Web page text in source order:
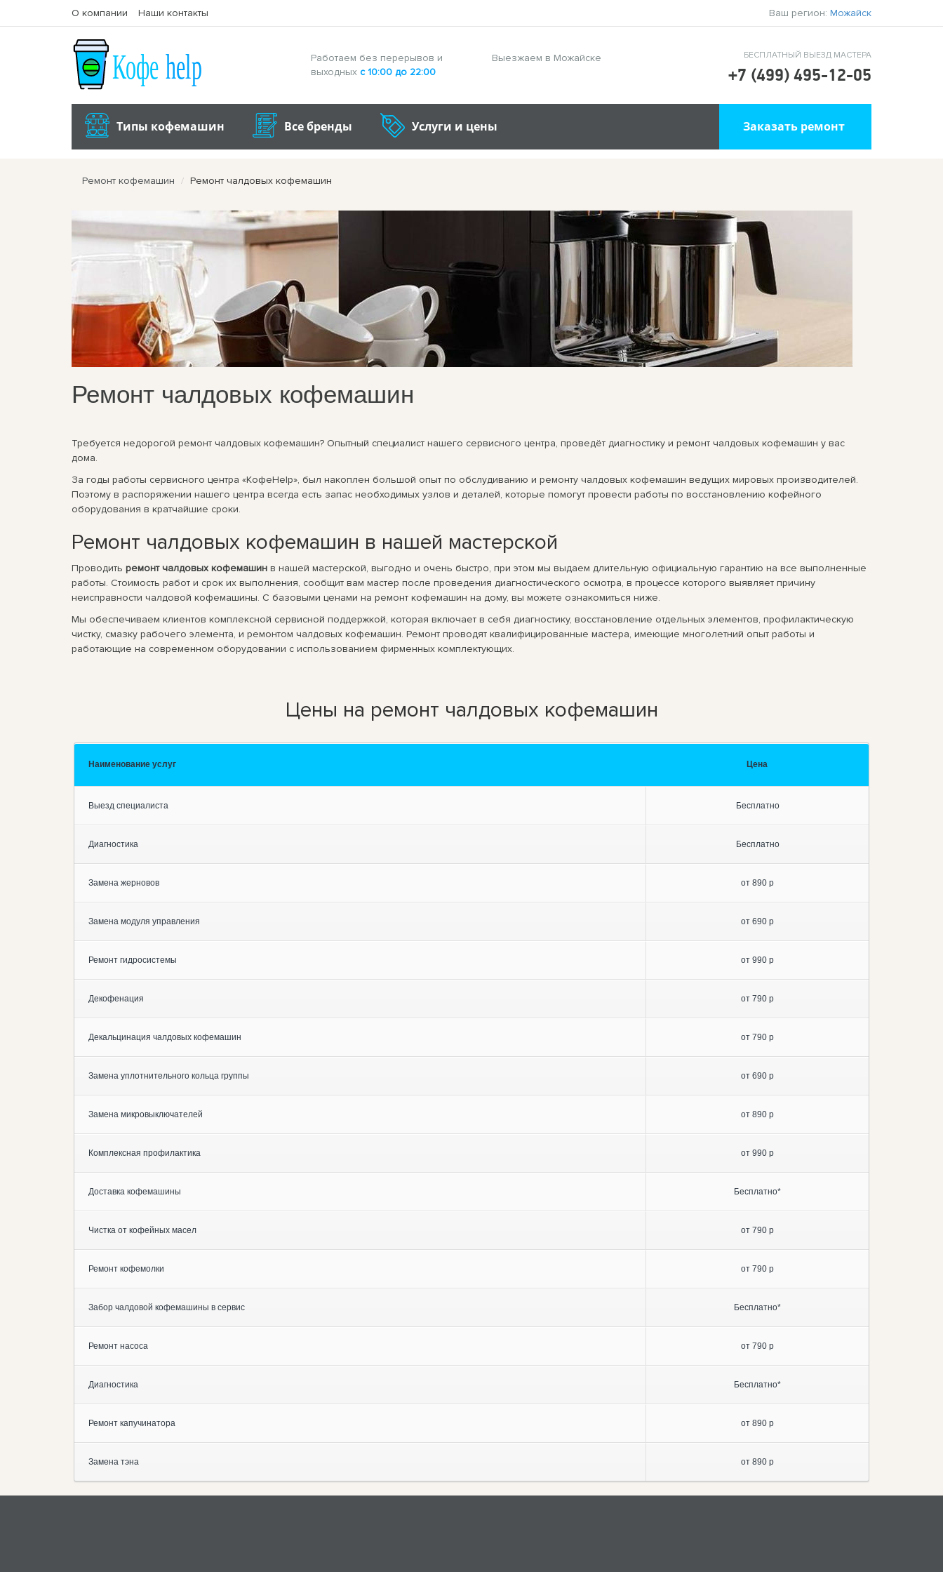
О компании Наши контакты Ваш регион: Можайск
Работаем без перерывов и
выходныхс 10:00 до 22:00
Выезжаем в Можайске БЕСПЛАТНЫЙ ВЫЕЗД МАСТЕРА
+7 (499) 495-12-05
Типы кофемашин Все бренды Услуги и цены Заказать ремонт
Ремонт кофемашин Ремонт чалдовых кофемашин
Ремонт чалдовых кофемашин
Требуется недорогой ремонт чалдовых кофемашин? Опытный специалист нашего сервисного центра, проведёт диагностику и ремонт чалдовых кофемашин у вас
дома.
За годы работы сервисного центра «КофеHelp», был накоплен большой опыт по обслудиванию и ремонту чалдовых кофемашин ведущих мировых производителей.
Поэтому в распоряжении нашего центра всегда есть запас необходимых узлов и деталей, которые помогут провести работы по восстановлению кофейного
оборудования в кратчайшие сроки.
Ремонт чалдовых кофемашин в нашей мастерской
Проводить ремонт чалдовых кофемашин в нашей мастерской, выгодно и очень быстро, при этом мы выдаем длительную официальную гарантию на все выполненные
работы. Стоимость работ и срок их выполнения, сообщит вам мастер после проведения диагностического осмотра, в процессе которого выявляет причину
неисправности чалдовой кофемашины. С базовыми ценами на ремонт кофемашин на дому, вы можете ознакомиться ниже.
Мы обеспечиваем клиентов комплексной сервисной поддержкой, которая включает в себя диагностику, восстановление отдельных элементов, профилактическую
чистку, смазку рабочего элемента, и ремонтом чалдовых кофемашин. Ремонт проводят квалифицированные мастера, имеющие многолетний опыт работы и
работающие на современном оборудовании с использованием фирменных комплектующих.
Цены на ремонт чалдовых кофемашин
Наименование услуг Цена
Выезд специалиста Бесплатно
Диагностика Бесплатно
Замена жерновов от 890 р
Замена модуля управления от 690 р
Ремонт гидросистемы от 990 р
Декофенация от 790 р
Декальцинация чалдовых кофемашин от 790 р
Замена уплотнительного кольца группы от 690 р
Замена микровыключателей от 890 р
Комплексная профилактика от 990 р
Доставка кофемашины Бесплатно*
Чистка от кофейных масел от 790 р
Ремонт кофемолки от 790 р
Забор чалдовой кофемашины в сервис Бесплатно*
Ремонт насоса от 790 р
Диагностика Бесплатно*
Ремонт капучинатора от 890 р
Замена тэна от 890 р